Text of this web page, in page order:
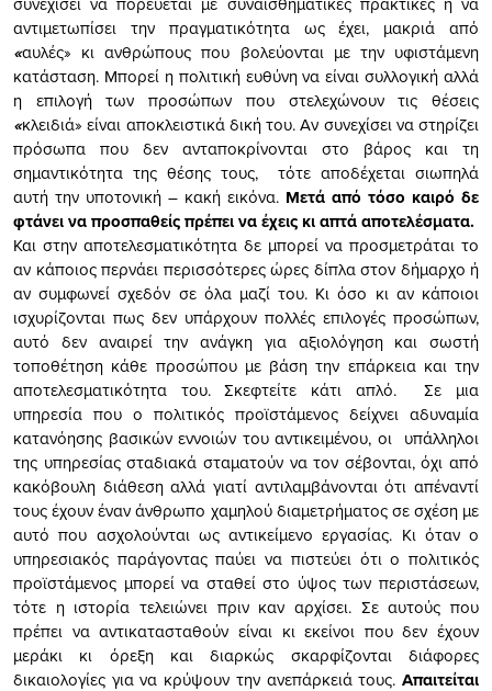
αντιμετωπίσει την πραγματικότητα ως έχει, μακριά από
«αυλές» κι ανθρώπους που βολεύονται με την υφιστάμενη
κατάσταση. Μπορεί η πολιτική ευθύνη να είναι συλλογική αλλά
η επιλογή των προσώπων που στελεχώνουν τις θέσεις
«κλειδιά» είναι αποκλειστικά δική του. Αν συνεχίσει να στηρίζει
πρόσωπα που δεν ανταποκρίνονται στο βάρος και τη
σημαντικότητα της θέσης τους, τότε αποδέχεται σιωπηλά
αυτή την υποτονική – κακή εικόνα. Μετά από τόσο καιρό δε
φτάνει να προσπαθείς πρέπει να έχεις κι απτά αποτελέσματα.
Και στην αποτελεσματικότητα δε μπορεί να προσμετράται το
αν κάποιος περνάει περισσότερες ώρες δίπλα στον δήμαρχο ή
αν συμφωνεί σχεδόν σε όλα μαζί του. Κι όσο κι αν κάποιοι
ισχυρίζονται πως δεν υπάρχουν πολλές επιλογές προσώπων,
αυτό δεν αναιρεί την ανάγκη για αξιολόγηση και σωστή
τοποθέτηση κάθε προσώπου με βάση την επάρκεια και την
αποτελεσματικότητα του. Σκεφτείτε κάτι απλό. Σε μια
υπηρεσία που ο πολιτικός προϊστάμενος δείχνει αδυναμία
κατανόησης βασικών εννοιών του αντικειμένου, οι υπάλληλοι
της υπηρεσίας σταδιακά σταματούν να τον σέβονται, όχι από
κακόβουλη διάθεση αλλά γιατί αντιλαμβάνονται ότι απέναντί
τους έχουν έναν άνθρωπο χαμηλού διαμετρήματος σε σχέση με
αυτό που ασχολούνται ως αντικείμενο εργασίας. Κι όταν ο
υπηρεσιακός παράγοντας παύει να πιστεύει ότι ο πολιτικός
προϊστάμενος μπορεί να σταθεί στο ύψος των περιστάσεων,
τότε η ιστορία τελειώνει πριν καν αρχίσει. Σε αυτούς που
πρέπει να αντικατασταθούν είναι κι εκείνοι που δεν έχουν
μεράκι κι όρεξη και διαρκώς σκαρφίζονται διάφορες
δικαιολογίες για να κρύψουν την ανεπάρκειά τους. Απαιτείται